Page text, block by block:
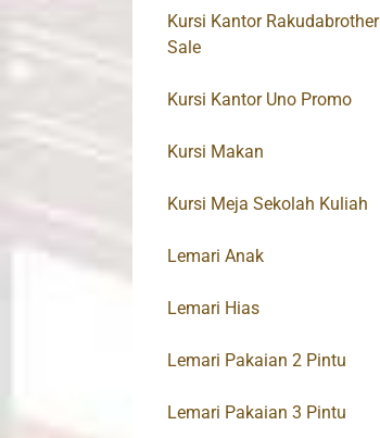
Kursi Kantor Rakudabrother
Sale
Kursi Kantor Uno Promo
Kursi Makan
Kursi Meja Sekolah Kuliah
Lemari Anak
Lemari Hias
Lemari Pakaian 2 Pintu
Lemari Pakaian 3 Pintu